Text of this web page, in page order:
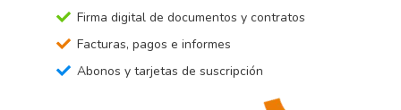
Firma digital de documentos y contratos
Facturas, pagos e informes
Abonos y tarjetas de suscripción